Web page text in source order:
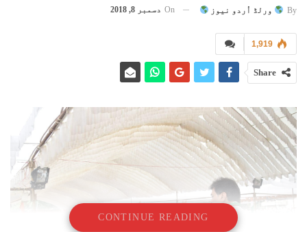
By ورلڈ اُردو نیوز On دسمبر 8, 2018
1,919
Share
CONTINUE READING